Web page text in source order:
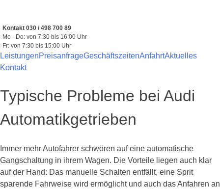
springen
Kontakt 030 / 498 700 89
Mo - Do: von 7:30 bis 16:00 Uhr
Fr: von 7:30 bis 15:00 Uhr
LeistungenPreisanfrageGeschäftszeitenAnfahrtAktuelles
Kontakt
Typische Probleme bei Audi
Automatikgetrieben
Immer mehr Autofahrer schwören auf eine automatische
Gangschaltung in ihrem Wagen. Die Vorteile liegen auch klar
auf der Hand: Das manuelle Schalten entfällt, eine Sprit
sparende Fahrweise wird ermöglicht und auch das Anfahren an